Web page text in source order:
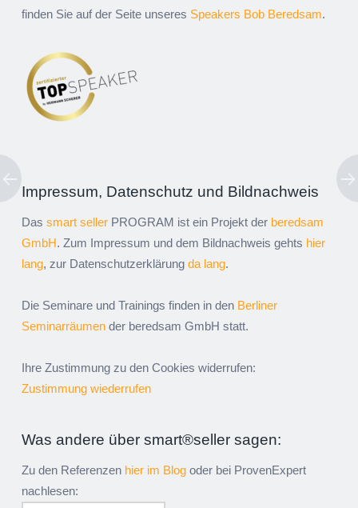
finden Sie auf der Seite unseres Speakers Bob Beredsam.
Impressum, Datenschutz und Bildnachweis
Das smart seller PROGRAM ist ein Projekt der beredsam
GmbH. Zum Impressum und dem Bildnachweis gehts hier
lang, zur Datenschutzerklärung da lang.
Die Seminare und Trainings finden in den Berliner
Seminarräumen der beredsam GmbH statt.
Ihre Zustimmung zu den Cookies widerrufen:
Zustimmung wiederrufen
Was andere über smart®seller sagen:
Zu den Referenzen hier im Blog oder bei ProvenExpert
nachlesen: